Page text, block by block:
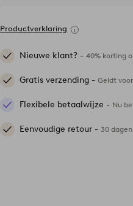
Productverklaring
Nieuwe klant? -40% korting
Gratis verzending -Geldt
Flexibele betaalwijze - Nu
Eenvoudige retour -30